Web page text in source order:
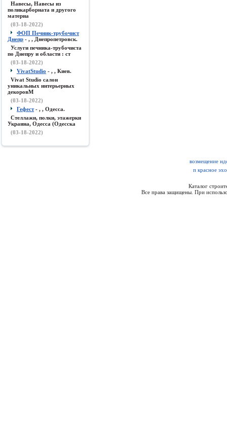
Навесы, Навесы из
поликарборната и другого
материа
(03-18-2022)
ФОП Печник-трубочист
Днепр - , , Днепропетровск.
Услуги печника-трубочиста
по Днепру и области : ст
(03-18-2022)
VivatStudio - , , Киев.
Vivat Studio салон
уникальных интерьерных
декоровМ
(03-18-2022)
Гефест- , , Одесса.
Стеллажи, полки, этажерки
Украина, Одесса (Одесска
(03-18-2022)
возмещение
п красное
Каталог
Все права защищены. При